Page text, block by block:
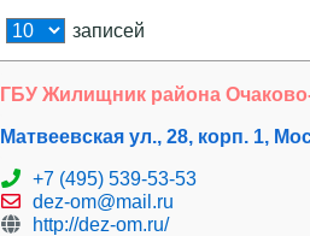
записей
ГБУ Жилищник района
Матвеевская ул., 28, корп. 1,
+7 (495) 539-53-53
dez-om@mail.ru
http://dez-om.ru/